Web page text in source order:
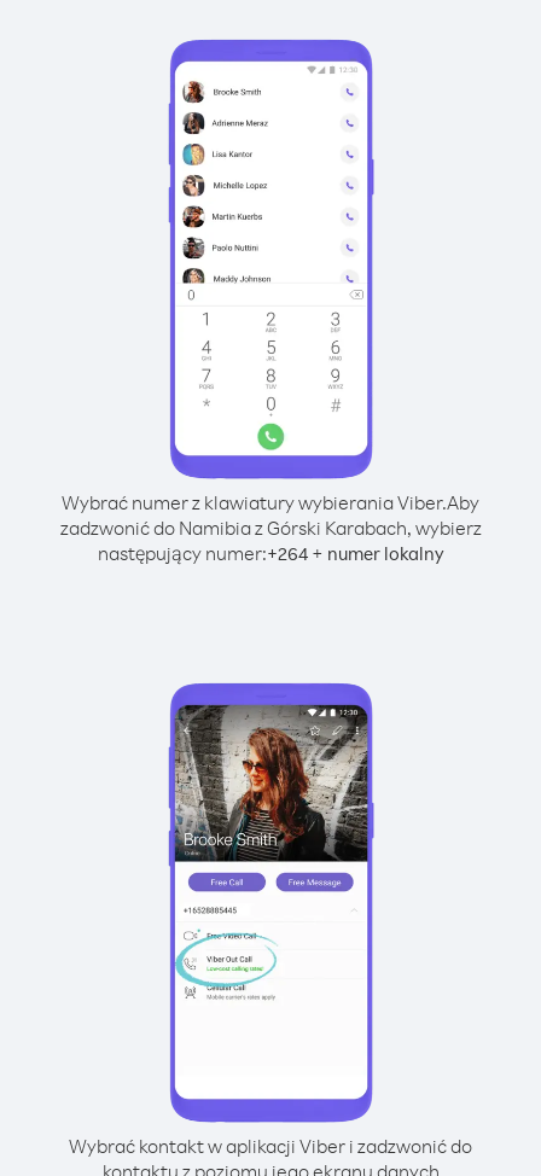
Wybrać numer z klawiatury wybierania Viber.Aby
zadzwonić do Namibia z Górski Karabach, wybierz
następujący numer:+264+ numer lokalny
Wybrać kontakt w aplikacji Viber i zadzwonić do
kontaktu z poziomu jego ekranu danych